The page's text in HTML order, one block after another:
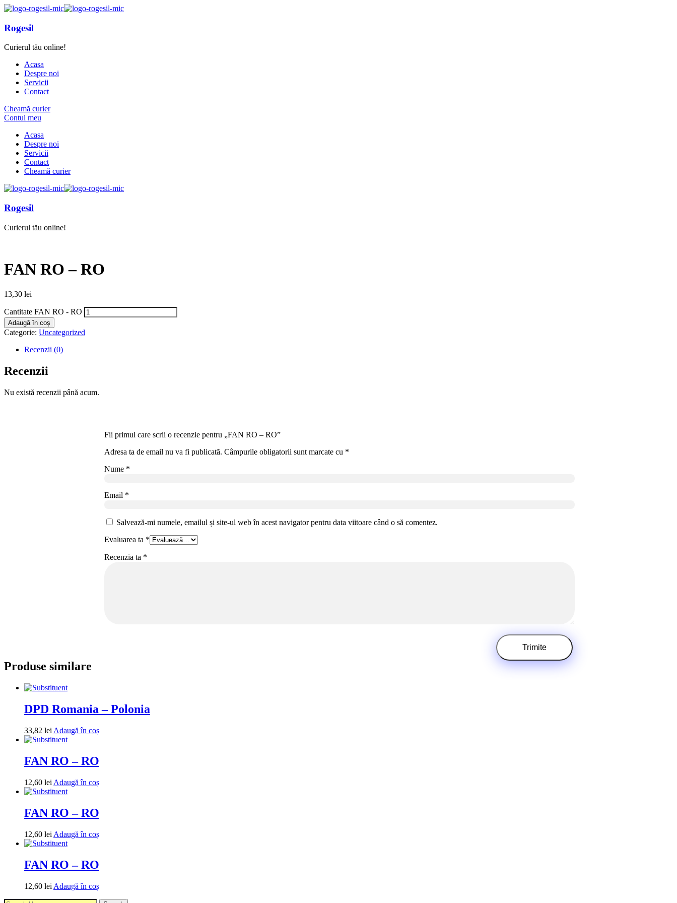
Rogesil
Curierul tău online!
Acasa
Despre noi
Servicii
Contact
Cheamă curier
Contul meu
Acasa
Despre noi
Servicii
Contact
Cheamă curier
Rogesil
Curierul tău online!
FAN RO – RO
13,30 lei
Cantitate FAN RO - RO
Adaugă în coș
Categorie: Uncategorized
Recenzii (0)
Recenzii
Nu există recenzii până acum.
Fii primul care scrii o recenzie pentru „FAN RO – RO”
Adresa ta de email nu va fi publicată. Câmpurile obligatorii sunt marcate cu *
Nume *
Email *
Salvează-mi numele, emailul și site-ul web în acest navigator pentru data viitoare când o să comentez.
Evaluarea ta *
Recenzia ta *
Produse similare
DPD Romania – Polonia
33,82 lei Adaugă în coș
FAN RO – RO
12,60 lei Adaugă în coș
FAN RO – RO
12,60 lei Adaugă în coș
FAN RO – RO
12,60 lei Adaugă în coș